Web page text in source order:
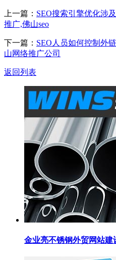
上一篇： SEO搜索引擎优化涉
推广,佛山seo
下一篇： SEO人员如何控制外
山网络推广公司
返回列表
金业亮不锈钢外贸网站建